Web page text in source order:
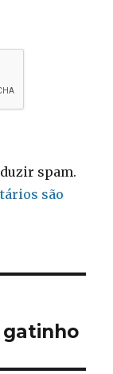
spam.
são
gatinho